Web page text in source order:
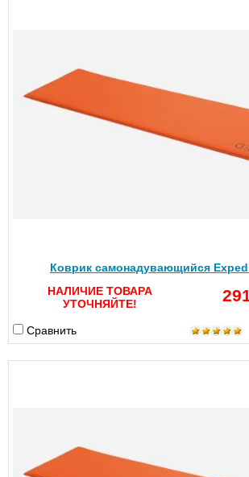
Коврик самонадувающийся Exped
НАЛИЧИЕ ТОВАРА
УТОЧНЯЙТЕ!
Сравнить